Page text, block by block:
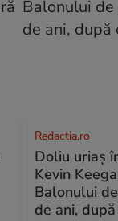
Redactia.ro
Doliu uriaș
Kevin
Balonului
de ani,